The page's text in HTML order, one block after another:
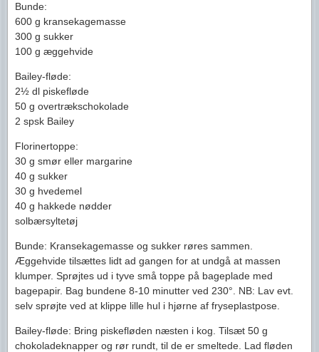
Bunde:
600 g kransekagemasse
300 g sukker
100 g æggehvide
Bailey-fløde:
2½ dl piskefløde
50 g overtrækschokolade
2 spsk Bailey
Florinertoppe:
30 g smør eller margarine
40 g sukker
30 g hvedemel
40 g hakkede nødder
solbærsyltetøj
Bunde: Kransekagemasse og sukker røres sammen.
Æggehvide tilsættes lidt ad gangen for at undgå at massen
klumper. Sprøjtes ud i tyve små toppe på bageplade med
bagepapir. Bag bundene 8-10 minutter ved 230°. NB: Lav evt.
selv sprøjte ved at klippe lille hul i hjørne af fryseplastpose.
Bailey-fløde: Bring piskefløden næsten i kog. Tilsæt 50 g
chokoladeknapper og rør rundt, til de er smeltede. Lad fløden